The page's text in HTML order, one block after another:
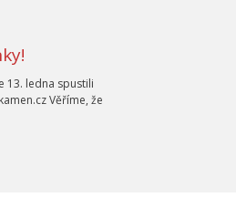
13. ledna spustili
Věříme, že